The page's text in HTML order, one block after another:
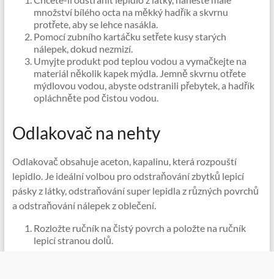
množství bílého octa na měkký hadřík a skvrnu
protřete, aby se lehce nasákla.
Pomocí zubního kartáčku setřete kusy starých
nálepek, dokud nezmizí.
Umyjte produkt pod teplou vodou a vymačkejte na
materiál několik kapek mýdla. Jemně skvrnu otřete
mýdlovou vodou, abyste odstranili přebytek, a hadřík
opláchněte pod čistou vodou.
Odlakovač na nehty
Odlakovač obsahuje aceton, kapalinu, která rozpouští
lepidlo. Je ideální volbou pro odstraňování zbytků lepicí
pásky z látky, odstraňování super lepidla z různých povrchů
a odstraňování nálepek z oblečení.
Rozložte ručník na čistý povrch a položte na ručník
lepicí stranou dolů.